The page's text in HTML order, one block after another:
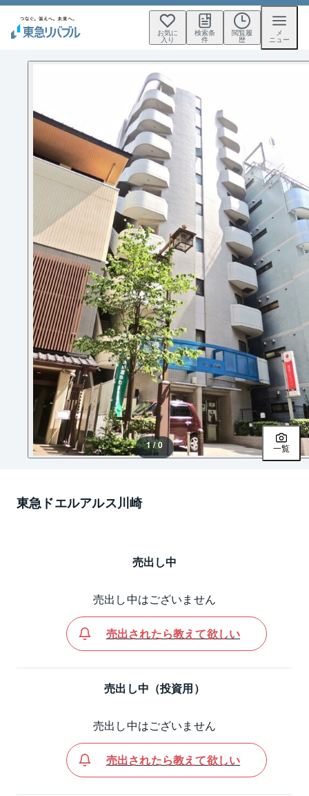
お気に
入り
検索条
件
閲覧履
歴
メ
ニュー
1 / 0 一覧
東急ドエルアルス川崎
売出し中
売出し中はございません
売出されたら教えて欲しい
売出し中（投資用）
売出し中はございません
売出されたら教えて欲しい